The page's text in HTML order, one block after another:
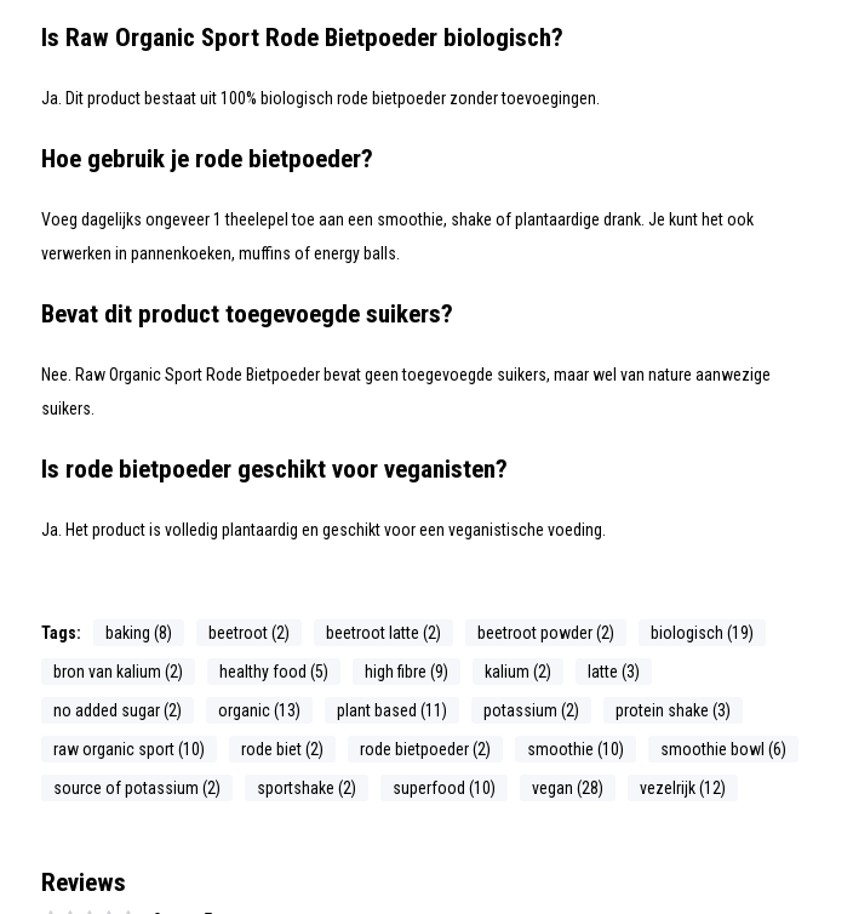
Is Raw Organic Sport Rode Bietpoeder biologisch?
Ja. Dit product bestaat uit 100% biologisch rode bietpoeder zonder toevoegingen.
Hoe gebruik je rode bietpoeder?
Voeg dagelijks ongeveer 1 theelepel toe aan een smoothie, shake of plantaardige drank. Je kunt het ook
verwerken in pannenkoeken, muffins of energy balls.
Bevat dit product toegevoegde suikers?
Nee. Raw Organic Sport Rode Bietpoeder bevat geen toegevoegde suikers, maar wel van nature aanwezige
suikers.
Is rode bietpoeder geschikt voor veganisten?
Ja. Het product is volledig plantaardig en geschikt voor een veganistische voeding.
Tags: baking (8) beetroot (2) beetroot latte (2) beetroot powder (2)
biologisch (19)
bron van kalium (2)
healthy food (5) high fibre (9) kalium (2)
latte (3)
no added sugar (2)
organic (13) plant based (11) potassium (2)
protein shake (3)
raw organic sport (10)
rode biet (2) rode bietpoeder (2) smoothie (10)
smoothie bowl (6)
source of potassium (2)
sportshake (2) superfood (10) vegan (28) vezelrijk (12)
Reviews